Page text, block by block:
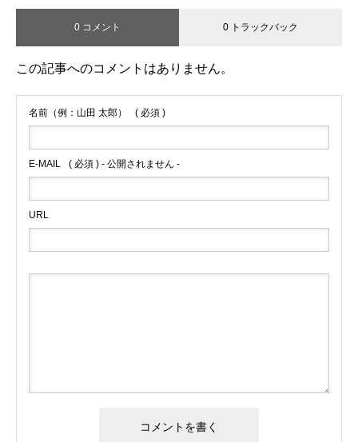
0 コメント 0 トラックバック
この記事へのコメントはありません。
名前（例：山田 太郎） ( 必須 )
E-MAIL ( 必須 ) - 公開されません -
URL